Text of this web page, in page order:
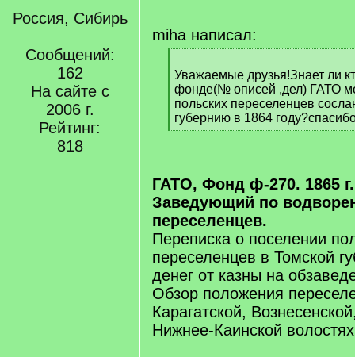
Россия, Сибирь
Сообщений:
162
На сайте с
2006 г.
Рейтинг:
818
miha написал:
q
]
Уважаемые друзья!Знает ли
фонде(№ описей ,дел) ГАТО
польских переселенцев
губернию в 1864
[
ГАТО, Фонд ф-270. 1865
Заведующий по
переселенцев.
Переписка о поселении
переселенцев в Томской
денег от казны на
Обзор положения
Карагатской,
Нижнее-Каинской